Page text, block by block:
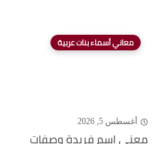
معاني أسماء بنات عربية
أغسطس 5, 2026
معنى اسم فريدة وصفات